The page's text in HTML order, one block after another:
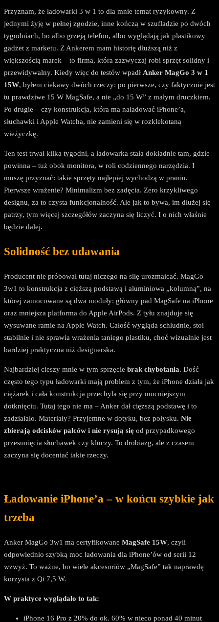
Przyznam, że ładowarki 3 w 1 to dla mnie temat ryzykowny. Z
jednymi żyję w pełnej zgodzie, inne kończą w szufladzie po dwóch
tygodniach, bo albo grzeją telefon, albo wyglądają jak plastikowy
gadżet z marketu. Z Ankerem mam historię dłuższą niż z
większością marek – to firma, która zazwyczaj robi sprzęt solidny i
przewidywalny. Kiedy więc do testów wpadł Anker MagGo 3 w 1
15W, byłem ciekawy dwóch rzeczy: po pierwsze, czy faktycznie jest
tu prawdziwe 15 W MagSafe, a nie „do 15 W” z małym druczkiem.
Po drugie – czy konstrukcja, która ma naładować iPhone’a,
słuchawki i Apple Watcha, nie zamieni się w rozklekotaną
wieżyczkę.
Ten test trwał kilka tygodni, a ładowarka stała dokładnie tam, gdzie
powinna – tuż obok monitora, w roli codziennego narzędzia. I
muszę przyznać: takie sprzęty najlepiej wychodzą w praniu.
Pierwsze wrażenie? Minimalizm bez zadęcia. Zero krzykliwego
designu, za to czysta funkcjonalność. Ale jak to bywa, im dłużej się
patrzy, tym więcej szczegółów zaczyna się liczyć. I o nich właśnie
będzie dalej.
Solidność bez udawania
Producent nie próbował tutaj niczego na siłę urozmaicać. MagGo
3w1 to konstrukcja z cięższą podstawą i aluminiową „kolumną”, na
której zamocowane są dwa moduły: główny pad MagSafe na iPhone
oraz mniejsza platforma do Apple AirPods. Z tyłu znajduje się
wysuwane ramie na Apple Watch. Całość wygląda schludnie, stoi
stabilnie i nie sprawia wrażenia taniego plastiku, choć wizualnie jest
bardziej praktyczna niż designerska.
Najbardziej cieszy mnie w tym sprzęcie brak chybotania. Dość
często tego typu ładowarki mają problem z tym, że iPhone działa jak
ciężarek i cała konstrukcja przechyla się przy mocniejszym
dotknięciu. Tutaj tego nie ma – Anker dał cięższą podstawę i to
zadziałało. Materiały? Przyjemne w dotyku, bez połysku. Nie
zbierają odcisków palców i nie rysują się od przypadkowego
przesunięcia słuchawek czy kluczy. To drobiazg, ale z czasem
zaczyna się doceniać takie rzeczy.
Ładowanie iPhone’a – w końcu szybkie jak
trzeba
Anker MagGo 3w1 ma certyfikowane MagSafe 15W, czyli
odpowiednio szybką moc ładowania dla iPhone’ów od serii 12
wzwyż. To ważne, bo wiele akcesoriów „MagSafe” tak naprawdę
korzysta z Qi 7,5 W.
W praktyce wyglądało to tak:
iPhone 16 Pro z 20% do ok. 60% w nieco ponad 40 minut